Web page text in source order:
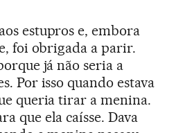
estupros e, embora
foi obrigada a parir.
já não seria a
Por isso quando estava
queria tirar a menina.
que ela caísse. Dava